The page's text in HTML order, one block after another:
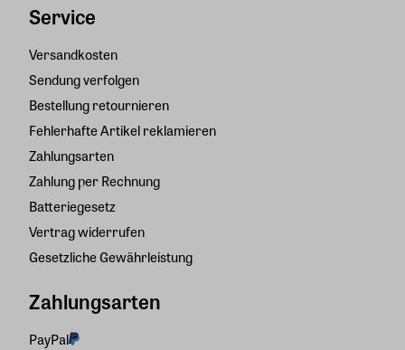
Service
Versandkosten
Sendung verfolgen
Bestellung retournieren
Fehlerhafte Artikel reklamieren
Zahlungsarten
Zahlung per Rechnung
Batteriegesetz
Vertrag widerrufen
Gesetzliche Gewährleistung
Zahlungsarten
PayPal